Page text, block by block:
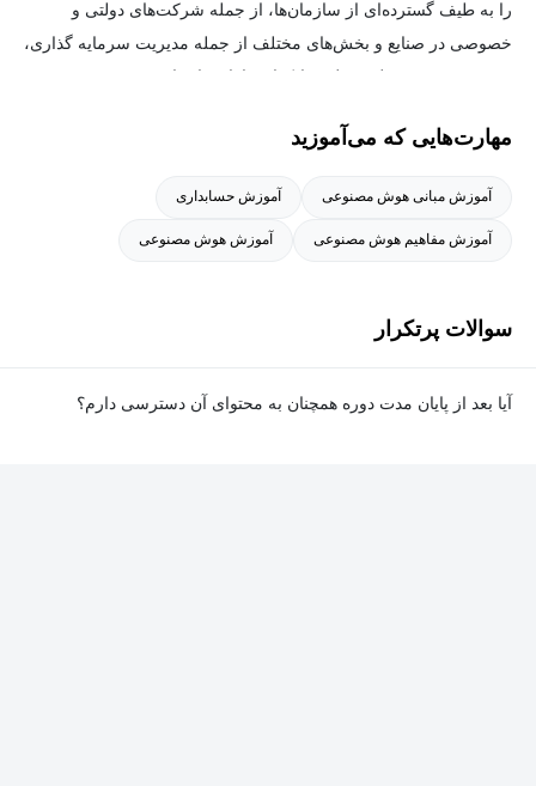
را به طیف گسترده‌ای از سازمان‌ها، از جمله شرکت‌های دولتی و
خصوصی در صنایع و بخش‌های مختلف از جمله مدیریت سرمایه گذاری،
مهارت‌هایی که می‌آموزید
آموزش مبانی هوش مصنوعی آموزش حسابداری
آموزش مفاهیم هوش مصنوعی آموزش هوش مصنوعی
سوالات پرتکرار
آیا بعد از پایان مدت دوره همچنان به محتوای آن دسترسی دارم؟